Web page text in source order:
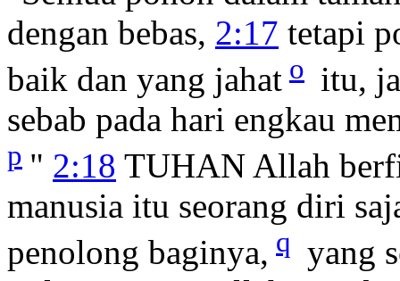
dengan bebas, 2:17 tetapi
baik dan yang jahat o itu,
sebab pada hari engkau
p " 2:18 TUHAN Allah
manusia itu seorang diri
penolong baginya, q yang